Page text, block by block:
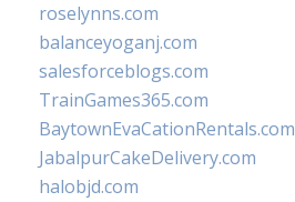
roselynns.com
balanceyoganj.com
salesforceblogs.com
TrainGames365.com
BaytownEvaCationRentals.com
JabalpurCakeDelivery.com
halobjd.com